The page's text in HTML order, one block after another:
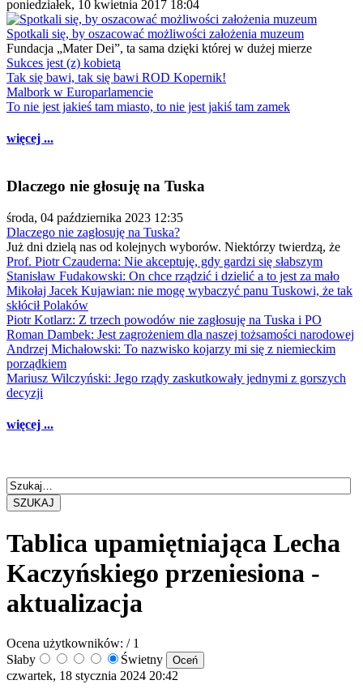
poniedziałek, 10 kwietnia 2017 18:04
Spotkali się, by oszacować możliwości założenia muzeum
Fundacja „Mater Dei”, ta sama dzięki której w dużej mierze
Sukces jest (z) kobietą
Tak się bawi, tak się bawi ROD Kopernik!
Malbork w Europarlamencie
To nie jest jakieś tam miasto, to nie jest jakiś tam zamek
więcej ...
Dlaczego nie głosuję na Tuska
środa, 04 października 2023 12:35
Dlaczego nie zagłosuję na Tuska?
Już dni dzielą nas od kolejnych wyborów. Niektórzy twierdzą, że
Prof. Piotr Czauderna: Nie akceptuję, gdy gardzi się słabszym
Stanisław Fudakowski: On chce rządzić i dzielić a to jest za mało
Mikołaj Jacek Kujawian: nie mogę wybaczyć panu Tuskowi, że tak
skłócił Polaków
Piotr Kotlarz: Z trzech powodów nie zagłosuję na Tuska i PO
Roman Dambek: Jest zagrożeniem dla naszej tożsamości narodowej
Andrzej Michałowski: To nazwisko kojarzy mi się z niemieckim
porządkiem
Mariusz Wilczyński: Jego rządy zaskutkowały jednymi z gorszych
decyzji
więcej ...
SZUKAJ
Tablica upamiętniająca Lecha
Kaczyńskiego przeniesiona -
aktualizacja
Ocena użytkowników: / 1
Słaby
Świetny
czwartek, 18 stycznia 2024 20:42